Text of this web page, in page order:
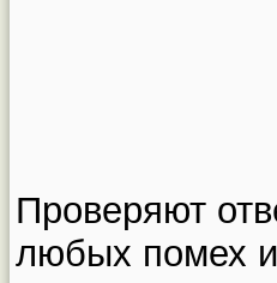
Проверяют
любых помех и